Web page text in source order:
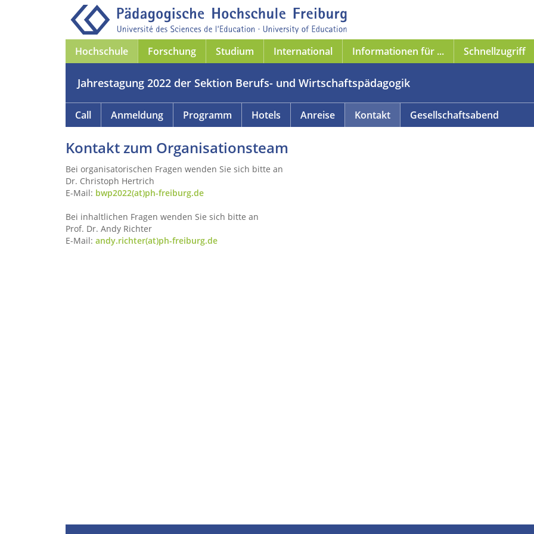
Hochschule Forschung Studium International Informationen für ... Schnellzugriff
Jahrestagung 2022 der Sektion Berufs- und Wirtschaftspädagogik
Call Anmeldung Programm Hotels Anreise Kontakt Gesellschaftsabend
Kontakt zum Organisationsteam
Bei organisatorischen Fragen wenden Sie sich bitte an
Dr. Christoph Hertrich
E-Mail: bwp2022(at)ph-freiburg.de
Bei inhaltlichen Fragen wenden Sie sich bitte an
Prof. Dr. Andy Richter
E-Mail: andy.richter(at)ph-freiburg.de